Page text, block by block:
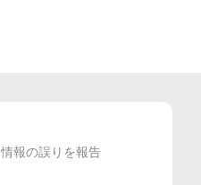
情報の誤りを報告